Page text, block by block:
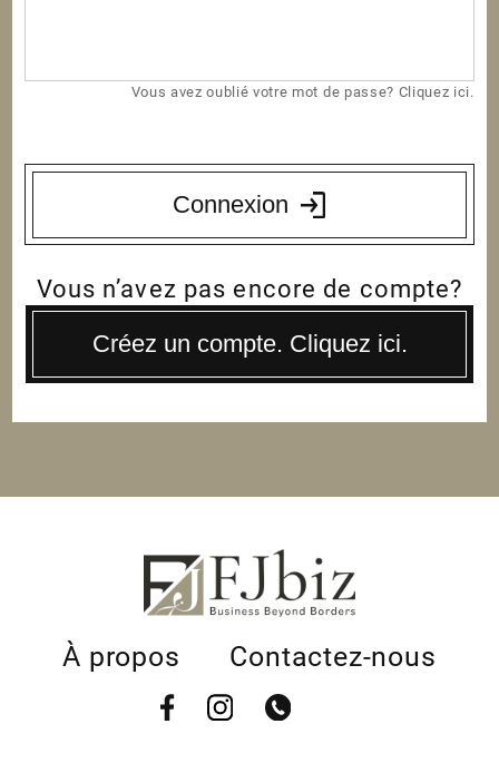
Vous avez oublié votre mot de passe? Cliquez ici.
Connexion
Vous n’avez pas encore de compte?
Créez un compte. Cliquez ici.
À propos Contactez-nous